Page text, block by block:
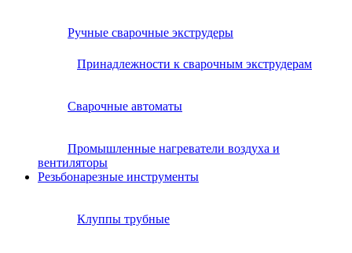
Ручные сварочные экструдеры
Принадлежности к сварочным экструдерам
Сварочные автоматы
Промышленные нагреватели воздуха и
вентиляторы
Резьбонарезные инструменты
Клуппы трубные